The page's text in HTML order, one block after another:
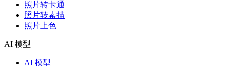
照片转卡通
照片转素描
照片上色
AI 模型
AI 模型